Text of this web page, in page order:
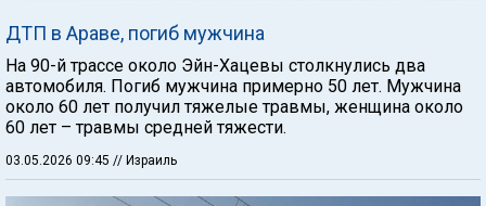
ДТП в Араве, погиб мужчина
На 90-й трассе около Эйн-Хацевы столкнулись два
автомобиля. Погиб мужчина примерно 50 лет. Мужчина
около 60 лет получил тяжелые травмы, женщина около
60 лет – травмы средней тяжести.
03.05.2026 09:45 // Израиль